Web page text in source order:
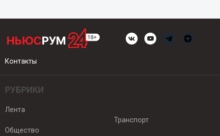
Контакты
РУБРИКИ
Лента
Общество
Транспорт